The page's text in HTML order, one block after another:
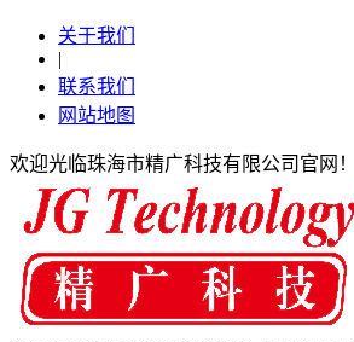
关于我们
|
联系我们
网站地图
欢迎光临珠海市精广科技有限公司官网！